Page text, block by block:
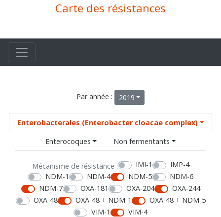
Carte des résistances
Par année : 2019
Enterobacterales (Enterobacter cloacae complex)
Enterocoques
Non fermentants
Mécanisme de résistance : IMI-1
IMP-4
NDM-1
NDM-4 NDM-5
NDM-6
NDM-7
OXA-181 OXA-204
OXA-244
OXA-48
OXA-48 + NDM-1
OXA-48 + NDM-5
VIM-1
VIM-4